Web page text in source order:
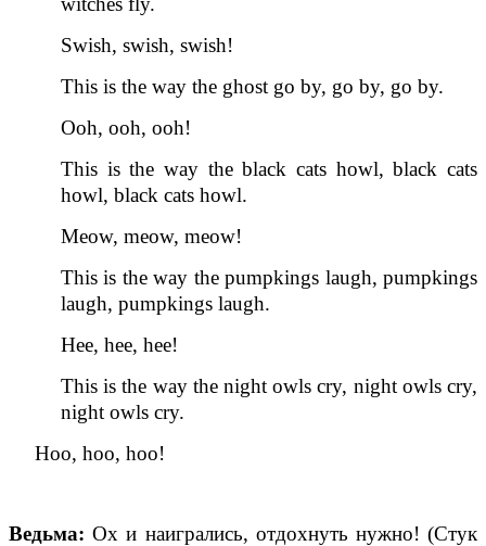
Swish, swish, swish!
This is the way the ghost go by, go by, go by.
Ooh, ooh, ooh!
This is the way the black cats howl, black cats
howl, black cats howl.
Meow, meow, meow!
This is the way the pumpkings laugh, pumpkings
laugh, pumpkings laugh.
Hee, hee, hee!
This is the way the night owls cry, night owls cry,
night owls cry.
Hoo, hoo, hoo!
Ведьма: Ох и наигрались, отдохнуть нужно! (Стук